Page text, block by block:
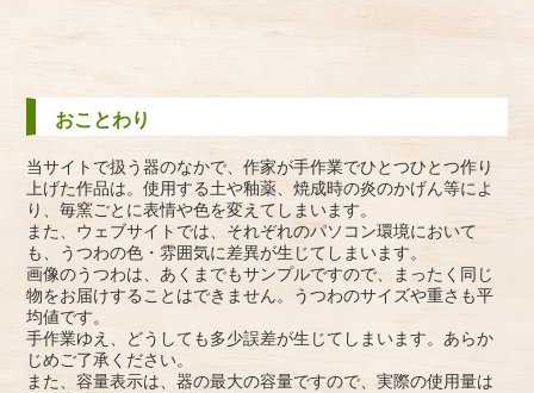
おことわり
当サイトで扱う器のなかで、作家が手作業でひとつひとつ作り
上げた作品は。使用する土や釉薬、焼成時の炎のかげん等によ
り、毎窯ごとに表情や色を変えてしまいます。
また、ウェブサイトでは、それぞれのパソコン環境において
も、うつわの色・雰囲気に差異が生じてしまいます。
画像のうつわは、あくまでもサンプルですので、まったく同じ
物をお届けすることはできません。うつわのサイズや重さも平
均値です。
手作業ゆえ、どうしても多少誤差が生じてしまいます。あらか
じめご了承ください。
また、容量表示は、器の最大の容量ですので、実際の使用量は